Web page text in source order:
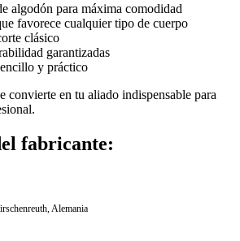
algodón para máxima comodidad
favorece cualquier tipo de cuerpo
clásico
garantizadas
y práctico
convierte en tu aliado indispensable para
fabricante:
Alemania